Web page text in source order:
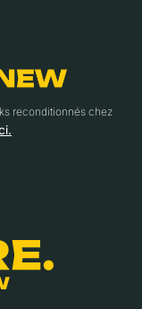
reconditionnés chez